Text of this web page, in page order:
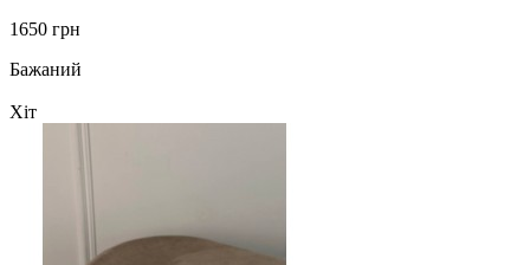
1650 грн
Бажаний
Хіт